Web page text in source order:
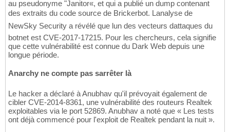
au pseudonyme "Janitor«, et qui a publié un dump contenant
des extraits du code source de Brickerbot. Lanalyse de
NewSky Security a révélé que lun des vecteurs dattaques du
botnet est CVE-2017-17215. Pour les chercheurs, cela signifie
que cette vulnérabilité est connue du Dark Web depuis une
longue période.
Anarchy ne compte pas sarrêter là
Le hacker a déclaré à Anubhav qu'il prévoyait également de
cibler CVE-2014-8361, une vulnérabilité des routeurs Realtek
exploitables via le port 52869. Anubhav a noté que « Les tests
ont déjà commencé pour l'exploit de Realtek pendant la nuit ».